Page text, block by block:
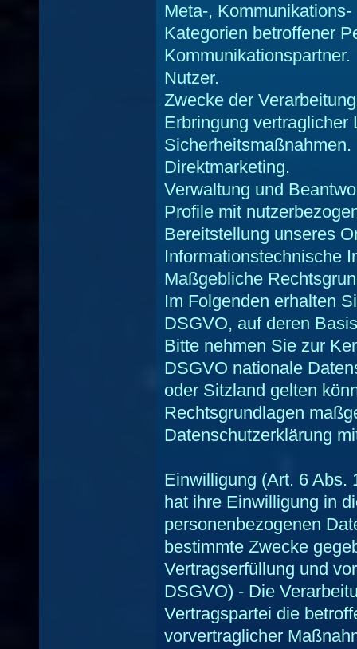
Meta-,
Kategorien betroffener
Kommunikationspartner.
Nutzer.
Zwecke der Verarbeitung
Erbringung vertraglicher
Sicherheitsmaßnahmen.
Direktmarketing.
Verwaltung und
Profile mit
Bereitstellung unseres
Informationstechnische
Maßgebliche
Im Folgenden erhalten
DSGVO, auf deren
Bitte nehmen Sie zur
DSGVO nationale
oder Sitzland gelten
Rechtsgrundlagen
Datenschutzerklärung
Einwilligung (Art. 6 Abs.
hat ihre Einwilligung in
personenbezogenen
bestimmte Zwecke
Vertragserfüllung und
DSGVO) - Die
Vertragspartei die
vorvertraglicher